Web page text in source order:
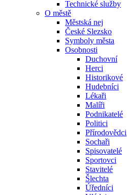
Technické služby
O městě
Městská nej
České Slezsko
Symboly města
Osobnosti
Duchovní
Herci
Historikové
Hudebníci
Lékaři
Malíři
Podnikatelé
Politici
Přírodovědci
Sochaři
Spisovatelé
Sportovci
Stavitelé
Šlechta
Úředníci